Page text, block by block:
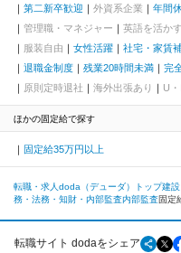
第二新卒歓迎 外資系企業 年間
管理職・マネジャー
英語を活かす
服装自由
女性活躍 社宅・家賃
退職金制度
残業20時間未満 完
原則定時退社
海外出張あり U
ほかの固定給で探す
固定給35万円以上
転職・求人doda（デューダ）トップ建
務・法務・知財・内部監査内部監査固定
転職サイト dodaをシェア